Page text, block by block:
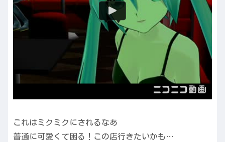
これはミクミクにされるなあ
普通に可愛くて困る！この店行きたいかも…